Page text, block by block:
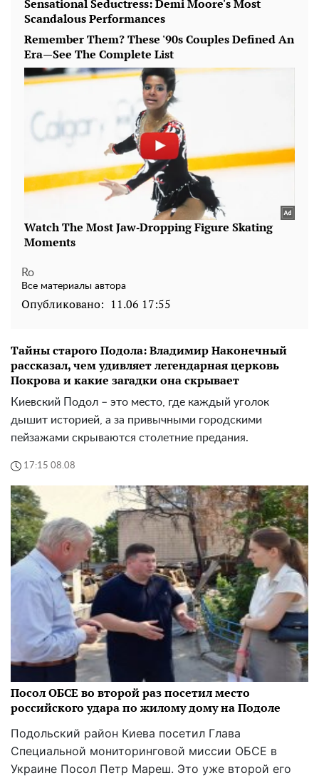
Ro
Все материалы автора
Опубликовано: 11.06 17:55
Тайны старого Подола: Владимир Наконечный
рассказал, чем удивляет легендарная церковь
Покрова и какие загадки она скрывает
Киевский Подол – это место, где каждый уголок
дышит историей, а за привычными городскими
пейзажами скрываются столетние предания.
17:15 08.08
Посол ОБСЕ во второй раз посетил место
российского удара по жилому дому на Подоле
Подольский район Киева посетил Глава
Специальной мониторинговой миссии ОБСЕ в
Украине Посол Петр Мареш. Это уже второй его